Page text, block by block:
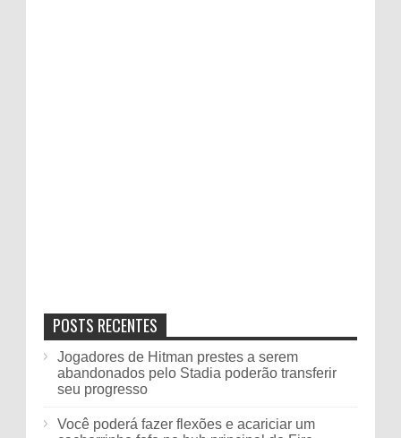
POSTS RECENTES
Jogadores de Hitman prestes a serem
abandonados pelo Stadia poderão transferir
seu progresso
Você poderá fazer flexões e acariciar um